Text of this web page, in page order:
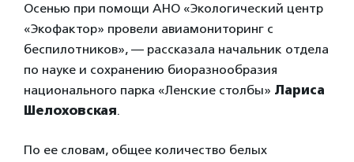
Осенью при помощи АНО «Экологический центр
«Экофактор» провели авиамониторинг с
беспилотников», — рассказала начальник отдела
по науке и сохранению биоразнообразия
национального парка «Ленские столбы» Лариса
Шелоховская.
По ее словам, общее количество белых